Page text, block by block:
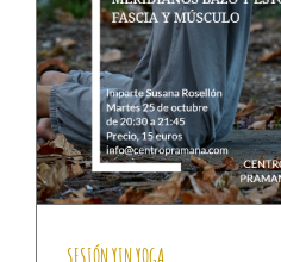
SESIÓN YIN YOGA